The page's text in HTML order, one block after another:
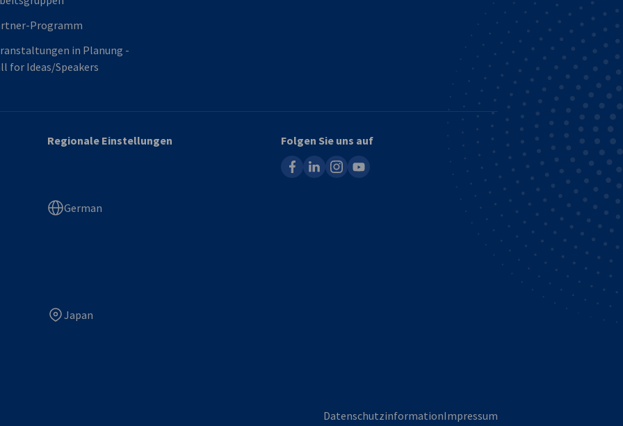
Programm
in Planung -
for Ideas/Speakers
Regionale Einstellungen
German
Japan
Folgen Sie uns auf
facebooklinkedininstagram
youtube
DatenschutzinformationImpressum